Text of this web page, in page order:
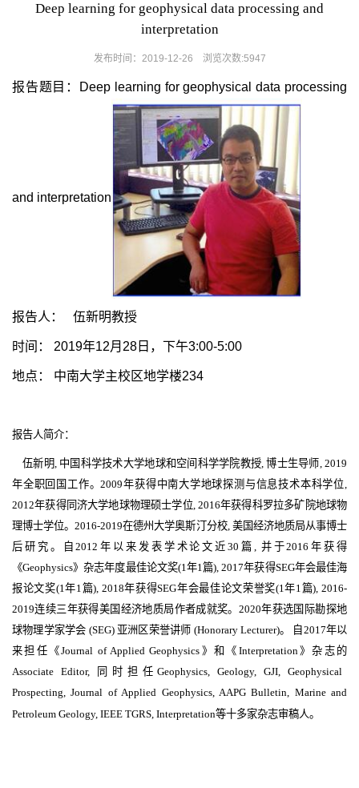
Deep learning for geophysical data processing and
interpretation
发布时间：2019-12-26 浏览次数:5947
报告题目： Deep learning for geophysical data processing
and interpretation
报告人： 伍新明教授
时间： 2019年12月 28 日，下午3:00-5:00
地点： 中南大学主校区地学楼234
报告人简介：
伍新明, 中国科学技术大学地球和空间科学学院教授,博士生导师, 2019
年全职回国工作。2009年获得中南大学地球探测与信息技术本科学位,
2012年获得同济大学地球物理硕士学位, 2016年获得科罗拉多矿院地球物
理博士学位。2016-2019在德州大学奥斯汀分校, 美国经济地质局从事博士
后研究。自2012 年以来发表学术论文近 30 篇 , 并于2016 年获得
《Geophysics》杂志年度最佳论文奖(1年1篇), 2017年获得SEG年会最佳海
报论文奖(1年1篇), 2018年获得SEG年会最佳论文荣誉奖(1年1篇), 2016-
2019连续三年获得美国经济地质局作者成就奖。 2020年获选国际勘探地
球物理学家学会 (SEG) 亚洲区荣誉讲师 (Honorary Lecturer)。 自 2017年以
来担任《Journal of Applied Geophysics 》和《 Interpretation》杂志的
Associate Editor,
同时担任Geophysics, Geology, GJI, Geophysical
Prospecting, Journal of Applied Geophysics, AAPG Bulletin, Marine and
Petroleum Geology, IEEE TGRS, Interpretation等十多家杂志审稿人。